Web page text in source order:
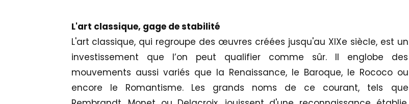
L'art classique, gage de stabilité
L'art classique, qui regroupe des œuvres créées jusqu'au XIXe siècle, est un
investissement que l’on peut qualifier comme sûr. Il englobe des
mouvements aussi variés que la Renaissance, le Baroque, le Rococo ou
encore le Romantisme. Les grands noms de ce courant, tels que